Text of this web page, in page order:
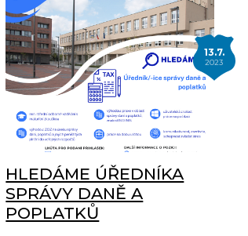
13.7.
2023
HLEDÁME ÚŘEDNÍKA
SPRÁVY DANĚ A
POPLATKŮ